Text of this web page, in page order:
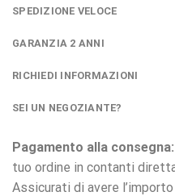
SPEDIZIONE VELOCE
GARANZIA 2 ANNI
RICHIEDI INFORMAZIONI
SEI UN NEGOZIANTE?
Pagamento alla consegna:
tuo ordine in contanti
Assicurati di avere